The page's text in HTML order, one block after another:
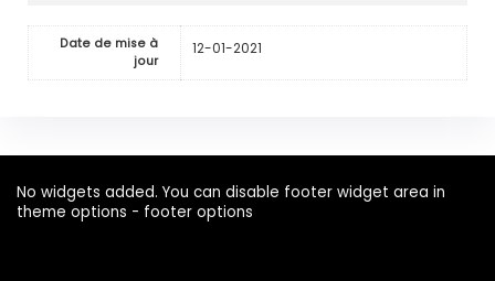
Date de mise à
jour
12-01-2021
No widgets added. You can disable footer widget area in
theme options - footer options